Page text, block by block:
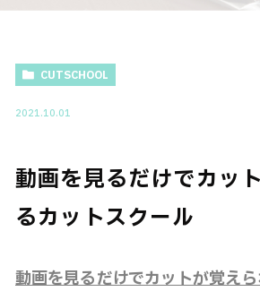
CUTSCHOOL
2021.10.01
動画を見るだけでカッ
るカットスクール
動画を見るだけでカットが覚え